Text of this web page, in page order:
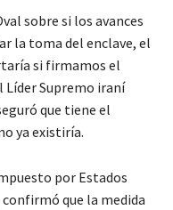
sobre si los avances
la toma del enclave, el
si firmamos el
Líder Supremo iraní
que tiene el
ya existiría.
por Estados
confirmó que la medida